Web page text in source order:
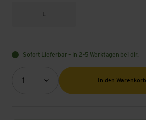
Sofort Lieferbar – in 2-5 Werktagen bei dir.
1
Menge (Optional)
In den Warenkorb